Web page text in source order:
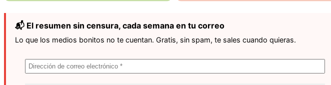
📬 El resumen sin censura, cada semana en tu correo
Lo que los medios bonitos no te cuentan. Gratis, sin spam, te sales cuando quieras.